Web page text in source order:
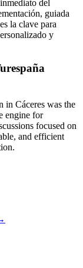
del
guiada
la clave para
y
in Cáceres was the
engine for
focused on
and efficient